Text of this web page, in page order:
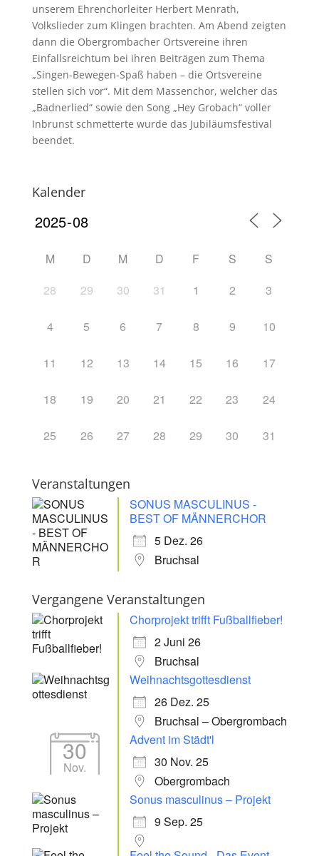
unserem Ehrenchorleiter Herbert Menrath,
Volkslieder zum Klingen brachten. Am Abend zeigten
dann die Obergrombacher Ortsvereine ihren
Einfallsreichtum bei ihren Beiträgen zum Thema
„Singen-Bewegen-Spaß haben – die Ortsvereine
stellen sich vor“. Mit dem Massenchor, welcher das
„Badnerlied“ sowie den Song „Hey Grobach“ voller
Inbrunst schmetterte wurde das Jubiläumsfestival
beendet.
Kalender
M D M D F S
S
28
29 30 31 1 2 3
4 5 6 7 8 9 10
11 12 13 14 15 16 17
18 19 20 21 22 23 24
25 26 27 28 29 30 31
Veranstaltungen
SONUS MASCULINUS -
BEST OF MÄNNERCHOR
5 Dez. 26
Bruchsal
Vergangene Veranstaltungen
Chorprojekt trifft Fußballfieber!
2 Juni 26
Bruchsal
Weihnachtsgottesdienst
26 Dez. 25
Bruchsal – Obergrombach
30
Nov.
Advent im Städt'l
30 Nov. 25
Obergrombach
Sonus masculinus – Projekt
9 Sep. 25